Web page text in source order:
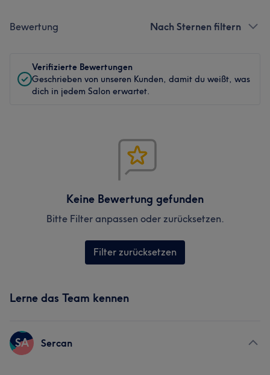
Bewertung Nach Sternen filtern
Verifizierte Bewertungen
Geschrieben von unseren Kunden, damit du weißt, was
dich in jedem Salon erwartet.
Keine Bewertung gefunden
Bitte Filter anpassen oder zurücksetzen.
Filter zurücksetzen
Lerne das Team kennen
SA Sercan